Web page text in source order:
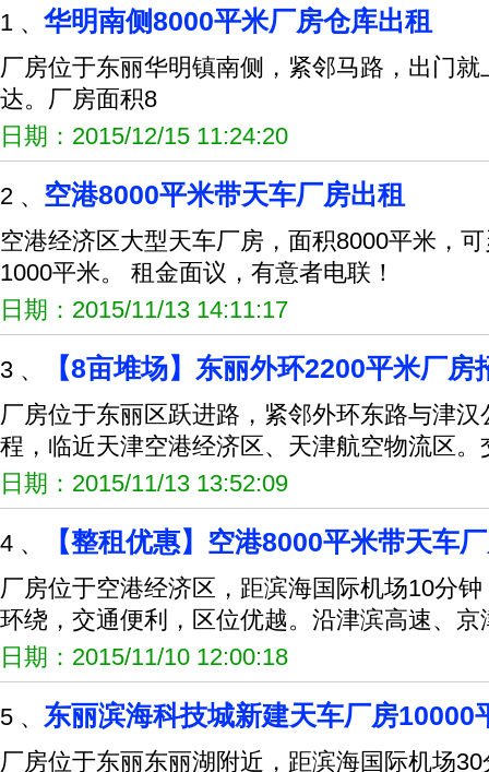
1 、 华明南侧8000平米厂房仓库出租
厂房位于东丽华明镇南侧，紧邻马路，出门
达。厂房面积8
日期：2015/12/15 11:24:20
2 、 空港8000平米带天车厂房出租
空港经济区大型天车厂房，面积8000平米，
1000平米。 租金面议，有意者电联！
日期：2015/11/13 14:11:17
3 、 【8亩堆场】东丽外环2200平米厂房
厂房位于东丽区跃进路，紧邻外环东路与津
程，临近天津空港经济区、天津航空物流区。
日期：2015/11/13 13:52:09
4 、 【整租优惠】空港8000平米带天车
厂房位于空港经济区，距滨海国际机场10分
环绕，交通便利，区位优越。沿津滨高速、京
日期：2015/11/10 12:00:18
5 、 东丽滨海科技城新建天车厂房10000
厂房位于东丽东丽湖附近，距滨海国际机场